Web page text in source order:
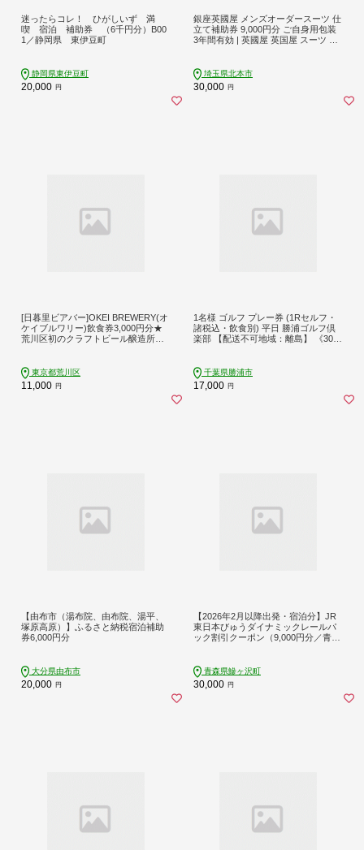
迷ったらコレ！ ひがしいず 満
喫 宿泊 補助券 （6千円分）B00
1／静岡県 東伊豆町
静岡県東伊豆町
20,000 円
銀座英國屋 メンズオーダースーツ 仕
立て補助券 9,000円分 ご自身用包装
3年間有効 | 英國屋 英国屋 スーツ オ
ダーメードスーツ 贈答 ギフト 仕立
券 チケット 高級 リクルート 結納返
し お祝い 高級スーツ 贈り物 テーラ
埼玉県北本市
30,000 円
[日暮里ビアバー]OKEI BREWERY(オ
ケイブルワリー)飲食券3,000円分★
荒川区初のクラフトビール醸造所【0
東京都荒川区
11,000 円
1名様 ゴルフ プレー券 (1Rセルフ・
諸税込・飲食別) 平日 勝浦ゴルフ倶
楽部 【配送不可地域：離島】 《30日
gc_1---
千葉県勝浦市
17,000 円
【由布市（湯布院、由布院、湯平、
塚原高原）】ふるさと納税宿泊補助
券6,000円分
大分県由布市
20,000 円
【2026年2月以降出発・宿泊分】JR
東日本びゅうダイナミックレールパ
ック割引クーポン（9,000円分／青森
青森県鰺ヶ沢町
30,000 円